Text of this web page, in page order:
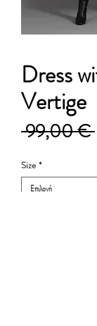
Dress
Vertige
99,00 €
Size *